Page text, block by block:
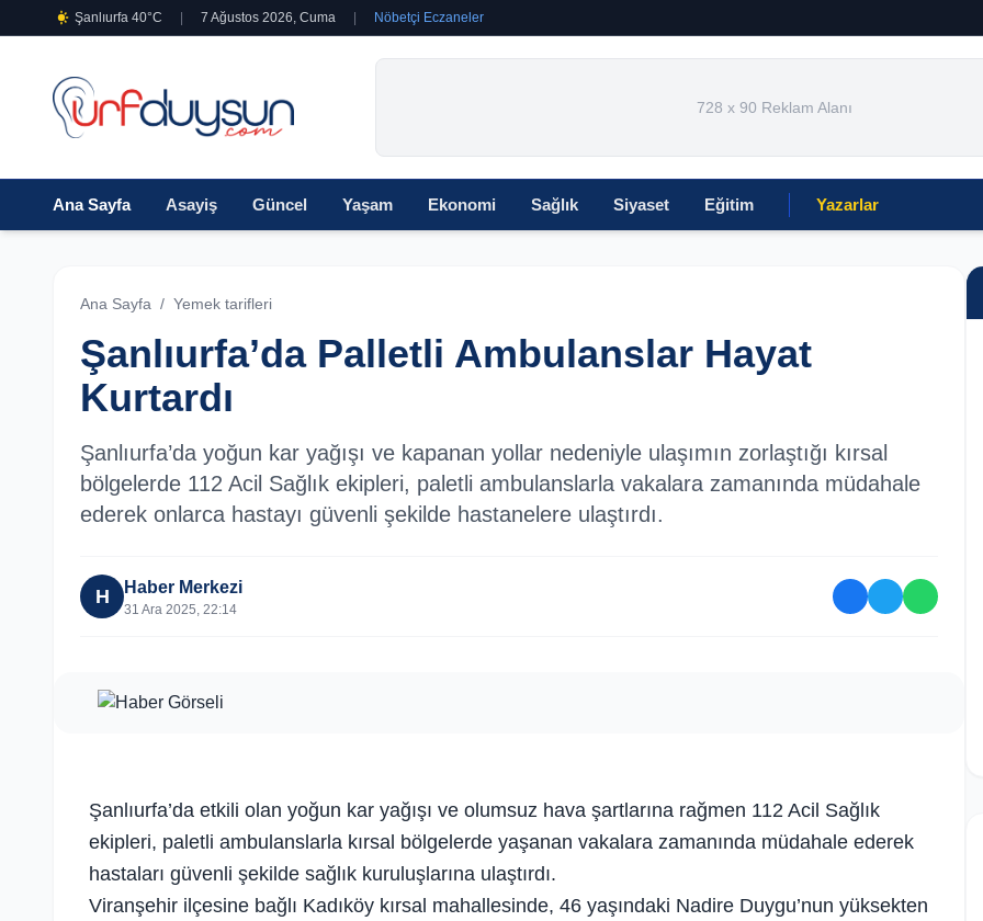
Şanlıurfa 40°C 7 Ağustos 2026, Cuma Nöbetçi Eczaneler
728 x 90 Reklam Alanı
Ana Sayfa Asayiş Güncel Yaşam Ekonomi Sağlık Siyaset Eğitim Yazarlar
Ana Sayfa / Yemek tarifleri
Şanlıurfa’da Palletli Ambulanslar Hayat
Kurtardı
Şanlıurfa’da yoğun kar yağışı ve kapanan yollar nedeniyle ulaşımın zorlaştığı kırsal
bölgelerde 112 Acil Sağlık ekipleri, paletli ambulanslarla vakalara zamanında müdahale
ederek onlarca hastayı güvenli şekilde hastanelere ulaştırdı.
H Haber Merkezi
31 Ara 2025, 22:14
Şanlıurfa’da etkili olan yoğun kar yağışı ve olumsuz hava şartlarına rağmen 112 Acil Sağlık
ekipleri, paletli ambulanslarla kırsal bölgelerde yaşanan vakalara zamanında müdahale ederek
hastaları güvenli şekilde sağlık kuruluşlarına ulaştırdı.
Viranşehir ilçesine bağlı Kadıköy kırsal mahallesinde, 46 yaşındaki Nadire Duygu’nun yüksekten